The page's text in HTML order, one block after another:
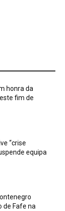
honra da
fim de
“crise
equipa
de Fafe na